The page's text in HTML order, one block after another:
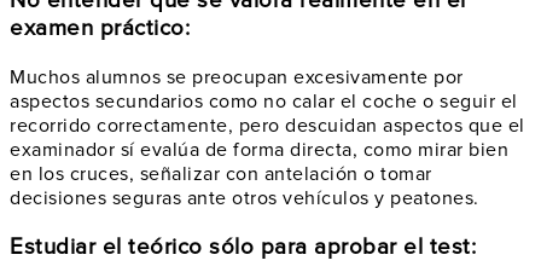
examen práctico:
Muchos alumnos se preocupan excesivamente por
aspectos secundarios como no calar el coche o seguir el
recorrido correctamente, pero descuidan aspectos que el
examinador sí evalúa de forma directa, como mirar bien
en los cruces, señalizar con antelación o tomar
decisiones seguras ante otros vehículos y peatones.
Estudiar el teórico sólo para aprobar el test: